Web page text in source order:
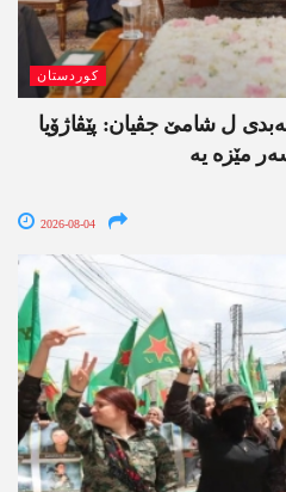
کوردستان
ل شامێ جڤیان: پێڤاژۆیا
مێزە یە
2026-08-04